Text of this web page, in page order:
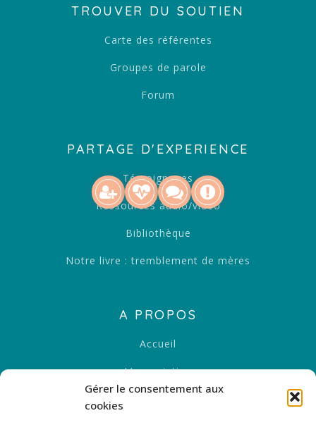
Gérer le consentement aux
cookies
TROUVER DU SOUTIEN
Carte des référentes
Groupes de parole
Forum
PARTAGE D'EXPERIENCE
Témoignages
Ressources audio/vidéo
Bibliothèque
Notre livre : tremblement de mères
A PROPOS
Accueil
L’association